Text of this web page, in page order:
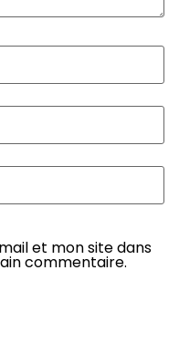
et mon site dans
commentaire.